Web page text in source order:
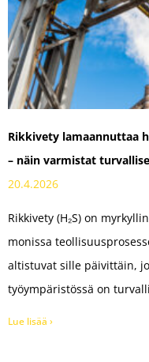
Rikkivety lamaannuttaa
– näin varmistat
20.4.2026
Rikkivety (H₂S) on
monissa
altistuvat sille päivittäin,
työympäristössä on
Lue lisää ›